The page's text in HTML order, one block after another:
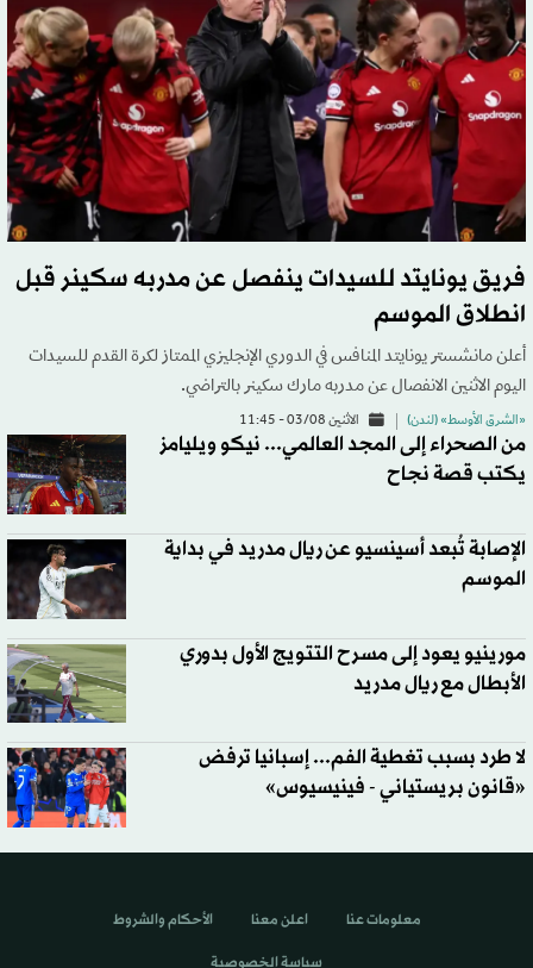
فريق يونايتد للسيدات ينفصل عن مدربه سكينر قبل
انطلاق الموسم
أعلن مانشستر يونايتد المنافس في الدوري الإنجليزي الممتاز لكرة القدم للسيدات
اليوم الاثنين الانفصال عن مدربه مارك سكينر بالتراضي.
«الشرق الأوسط» (لندن) الاثنين 03/08 - 11:45
من الصحراء إلى المجد العالمي... نيكو ويليامز
يكتب قصة نجاح
الإصابة تُبعد أسينسيو عن ريال مدريد في بداية
الموسم
مورينيو يعود إلى مسرح التتويج الأول بدوري
الأبطال مع ريال مدريد
لا طرد بسبب تغطية الفم... إسبانيا ترفض
«قانون بريستياني - فينيسيوس»
معلومات عنا اعلن معنا الأحكام والشروط
سياسة الخصوصية